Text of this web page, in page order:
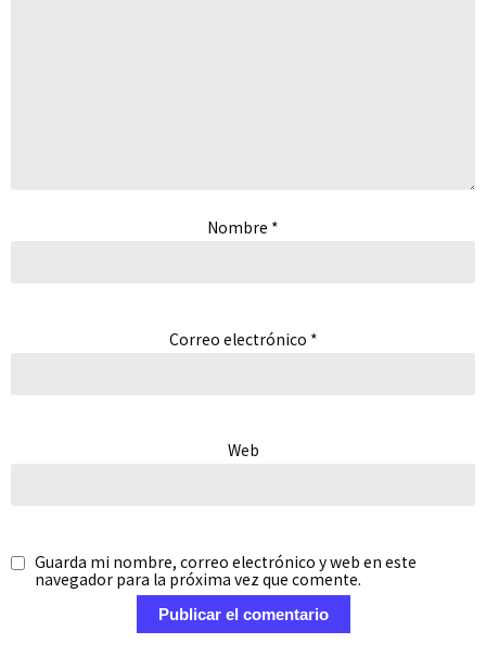
Nombre *
Correo electrónico *
Web
Guarda mi nombre, correo electrónico y web en este
navegador para la próxima vez que comente.